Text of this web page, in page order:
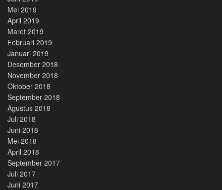
Mei 2019
April 2019
Maret 2019
Februari 2019
Januari 2019
Desember 2018
November 2018
Oktober 2018
September 2018
Agustus 2018
Juli 2018
Juni 2018
Mei 2018
April 2018
September 2017
Juli 2017
Juni 2017